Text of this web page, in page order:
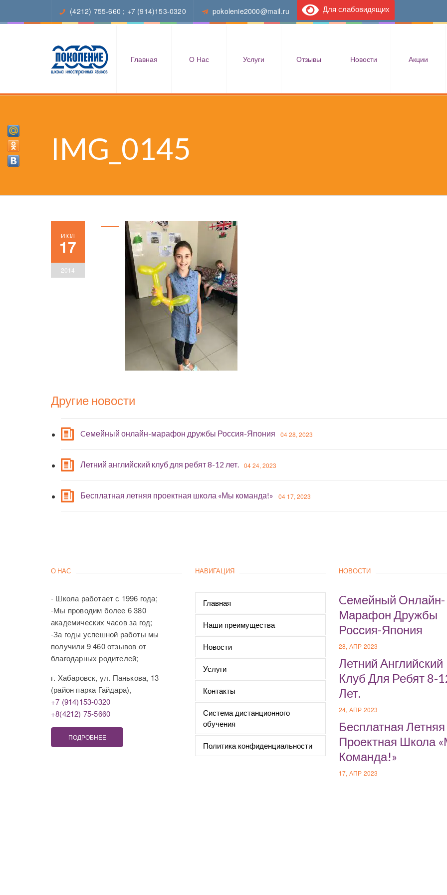
(4212) 755-660 ; +7 (914)153-0320 pokolenie2000@mail.ru Для слабовидящих
Главная О Нас Услуги Отзывы Новости Акции
IMG_0145
ИЮЛ
17
2014
Другие новости
Cемейный онлайн-марафон дружбы Россия-Япония 04 28, 2023
Летний английский клуб для ребят 8-12 лет. 04 24, 2023
Бесплатная летняя проектная школа «Мы команда!» 04 17, 2023
О НАС
- Школа работает с 1996 года;
-Мы проводим более 6 380
академических часов за год;
-За годы успешной работы мы
получили 9 460 отзывов от
благодарных родителей;
г. Хабаровск, ул. Панькова, 13
(район парка Гайдара),
+7 (914)153-0320
+8(4212) 75-5660
ПОДРОБНЕЕ
НАВИГАЦИЯ
Главная
Наши преимущества
Новости
Услуги
Контакты
Система дистанционного
обучения
Политика конфиденциальности
НОВОСТИ
Cемейный Онлайн-
Марафон Дружбы
Россия-Япония
28, АПР 2023
Летний Английский
Клуб Для Ребят 8-
Лет.
24, АПР 2023
Бесплатная Летняя
Проектная Школа
Команда!»
17, АПР 2023